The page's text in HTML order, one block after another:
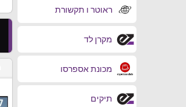
ראוטר ו תקשורת
מקרן לד
מכונת אספרסו
תיקים